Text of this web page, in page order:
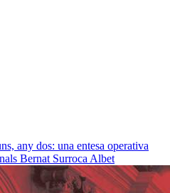
any dos: una entesa operativa
Bernat Surroca Albet